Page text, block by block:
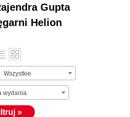
Gupta
Helion
Wszystkie
wydania
»